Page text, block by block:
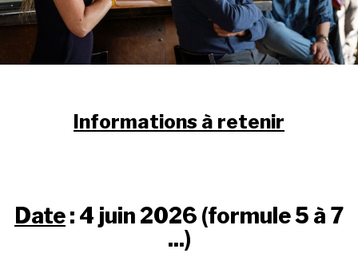
Informations à retenir
Date: 4 juin 2026 (formule 5 à 7
...)